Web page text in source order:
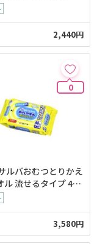
2,440円
0
ルバおむつとりかえ
ル 流せるタイプ 40
3,580円